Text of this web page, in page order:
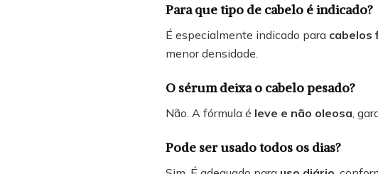
Para que tipo de cabelo é indicado?
É especialmente indicado para cabelos
menor densidade.
O sérum deixa o cabelo pesado?
Não. A fórmula é leve e não oleosa ,
Pode ser usado todos os dias?